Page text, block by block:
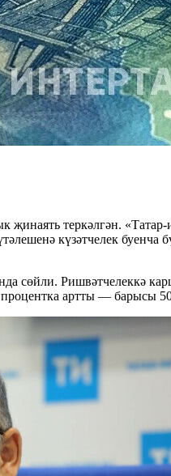
җинаять теркәлгән.
күзәтчелек
сөйли. Ришвәтчелеккә
артты — барысы